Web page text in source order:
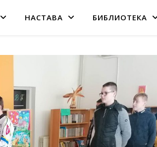
НАСТАВА БИБЛИОТЕКА